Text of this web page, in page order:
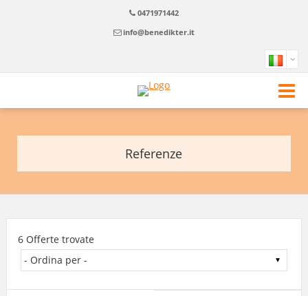
0471971442
info@benedikter.it
Referenze
6 Offerte trovate